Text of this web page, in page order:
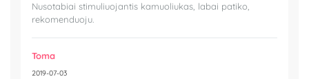
Nusotabiai stimuliuojantis kamuoliukas, labai patiko,
rekomenduoju.
Toma
2019-07-03